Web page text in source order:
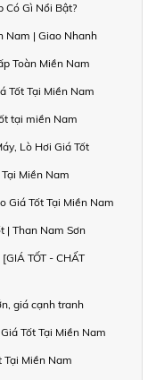
Có Gì Nổi Bật?
Nam | Giao Nhanh
Toàn Miền Nam
Tốt Tại Miền Nam
tại miền Nam
Lò Hơi Giá Tốt
Miền Nam
Giá Tốt Tại Miền Nam
| Than Nam Sơn
TỐT - CHẤT
giá cạnh tranh
Tốt Tại Miền Nam
Tại Miền Nam